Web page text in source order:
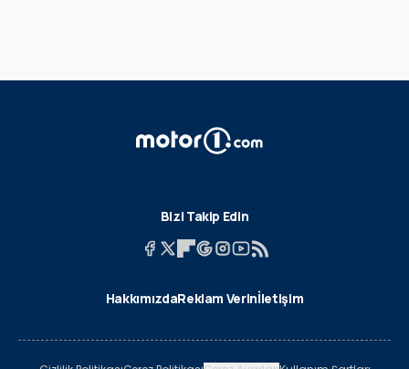
Bizi Takip Edin
HakkımızdaReklam Verinİletişim